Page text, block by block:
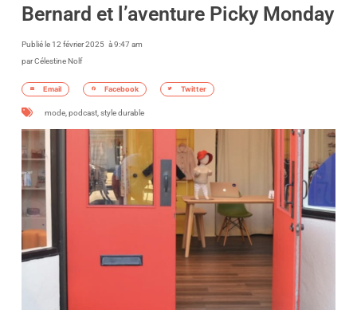
Bernard et l’aventure Picky Monday
Publié le 12 février 2025 à9:47 am
parCélestine Nolf
Email Facebook Twitter
mode podcast style durable